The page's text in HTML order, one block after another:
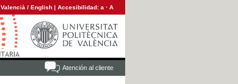
Valencià / English | Accesibilidad: a · A
Atención al cliente